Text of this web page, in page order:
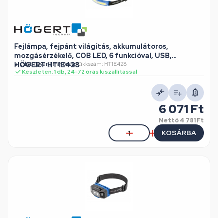
Fejlámpa, fejpánt világítás, akkumulátoros,
mozgásérzékelő, COB LED, 6 funkcióval, USB,
HÖGERT HT1E428
eredeti (gyári) minőség•Cikkszám: HT1E428
Készleten: 1 db, 24-72 órás kiszállítással
6 071 Ft
Nettó4 781 Ft
KOSÁRBA